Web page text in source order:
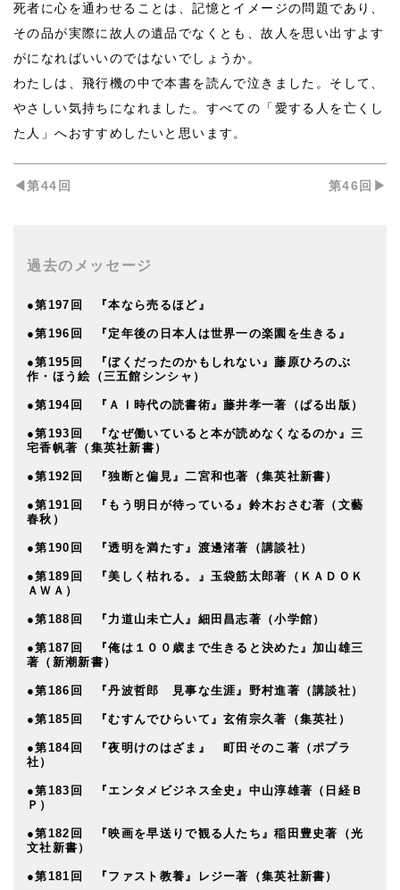
死者に心を通わせることは、記憶とイメージの問題であり、
その品が実際に故人の遺品でなくとも、故人を思い出すよす
がになればいいのではないでしょうか。
わたしは、飛行機の中で本書を読んで泣きました。そして、
やさしい気持ちになれました。すべての「愛する人を亡くし
た人」へおすすめしたいと思います。
◀︎第44回 第46回▶︎
過去のメッセージ
●第197回 『本なら売るほど』
●第196回 『定年後の日本人は世界一の楽園を生きる』
●第195回 『ぼくだったのかもしれない』藤原ひろのぶ
作・ほう絵（三五館シンシャ）
●第194回 『ＡＩ時代の読書術』藤井孝一著（ぱる出版）
●第193回 『なぜ働いていると本が読めなくなるのか』三
宅香帆著（集英社新書）
●第192回 『独断と偏見』二宮和也著（集英社新書）
●第191回 『もう明日が待っている』鈴木おさむ著（文藝
春秋）
●第190回 『透明を満たす』渡邊渚著（講談社）
●第189回 『美しく枯れる。』玉袋筋太郎著（ＫＡＤＯＫ
ＡＷＡ）
●第188回 『力道山未亡人』細田昌志著（小学館）
●第187回 『俺は１００歳まで生きると決めた』加山雄三
著（新潮新書）
●第186回 『丹波哲郎 見事な生涯』野村進著（講談社）
●第185回 『むすんでひらいて』玄侑宗久著（集英社）
●第184回 『夜明けのはざま』 町田そのこ著（ポプラ
社）
●第183回 『エンタメビジネス全史』中山淳雄著（日経Ｂ
Ｐ）
●第182回 『映画を早送りで観る人たち』稲田豊史著（光
文社新書）
●第181回 『ファスト教養』レジー著（集英社新書）